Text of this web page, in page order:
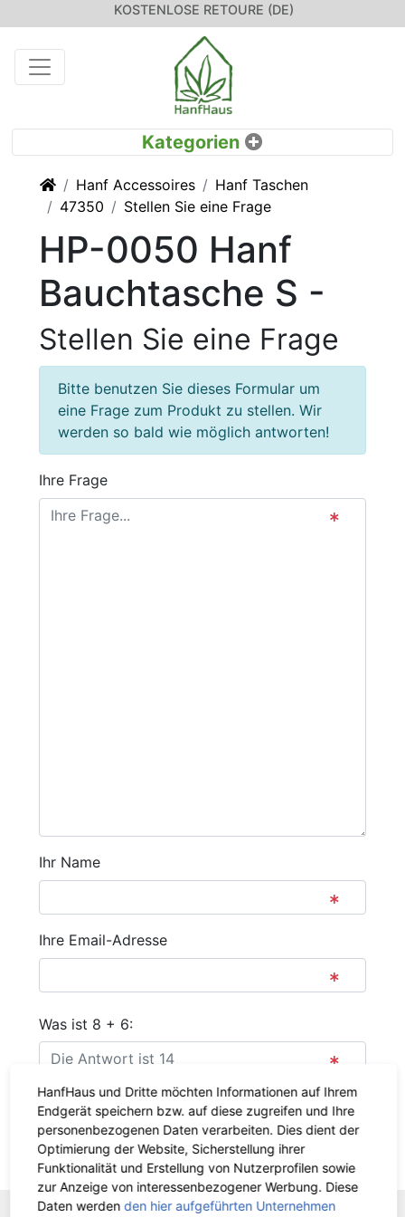
KOSTENLOSE RETOURE (DE)
Startseite
Hanf Accessoires
Hanf Taschen
47350
Stellen Sie eine Frage
HP-0050 Hanf
Bauchtasche S -
Stellen Sie eine Frage
Bitte benutzen Sie dieses Formular um
eine Frage zum Produkt zu stellen. Wir
werden so bald wie möglich antworten!
Ihre Frage
Ihr Name
Ihre Email-Adresse
Was ist 8 + 6:
Absenden
Zurück
HanfHaus und Dritte möchten Informationen auf Ihrem
Endgerät speichern bzw. auf diese zugreifen und Ihre
personenbezogenen Daten verarbeiten. Dies dient der
Optimierung der Website, Sicherstellung ihrer
Funktionalität und Erstellung von Nutzerprofilen sowie
zur Anzeige von interessenbezogener Werbung. Diese
Daten werdenden hier aufgeführten Unternehmen